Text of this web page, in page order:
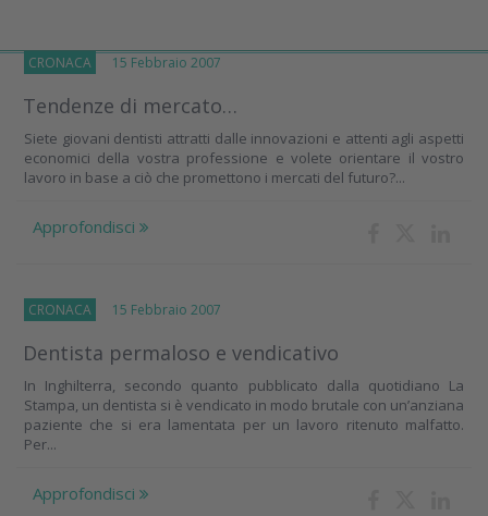
CRONACA 15 Febbraio 2007
Tendenze di mercato…
Siete giovani dentisti attratti dalle innovazioni e attenti agli aspetti
economici della vostra professione e volete orientare il vostro
lavoro in base a ciò che promettono i mercati del futuro?...
Approfondisci
CRONACA 15 Febbraio 2007
Dentista permaloso e vendicativo
In Inghilterra, secondo quanto pubblicato dalla quotidiano La
Stampa, un dentista si è vendicato in modo brutale con un’anziana
paziente che si era lamentata per un lavoro ritenuto malfatto.
Per...
Approfondisci